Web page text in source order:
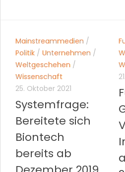
Mainstreammedien /
Politik / Unternehmen /
Weltgeschehen /
Wissenschaft
25. Oktober 2021
Systemfrage:
Bereitete sich
Biontech
bereits ab